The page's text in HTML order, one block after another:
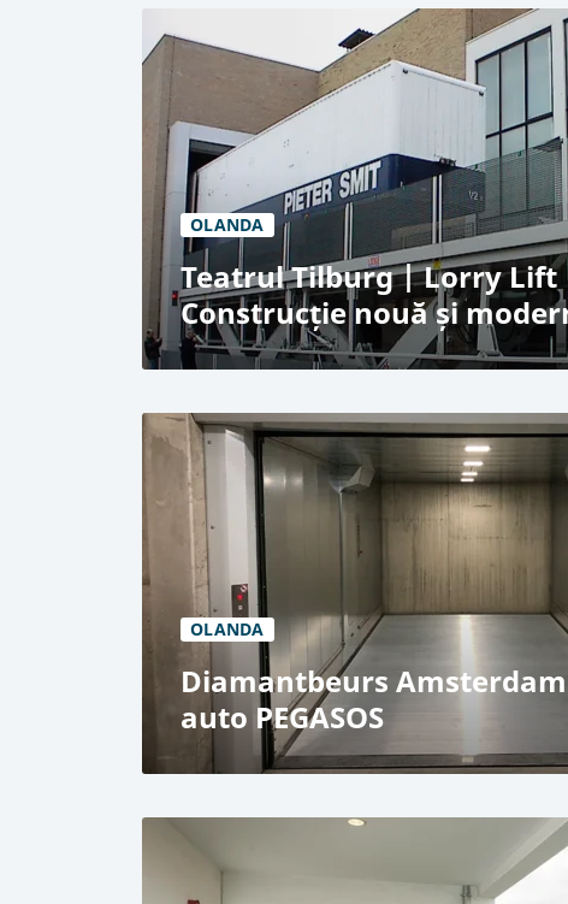
Casa de oaspeți Hansa Residenz, Hamburg
Tehnologie de parcare pe bază de paleți
17 locuri de parcare
1 nivel
OLANDA
Teatrul Tilburg | Lorry Lift
Construcție nouă și
Teatru, Tilburg
Ascensor pentru camioane - Giant TS
40.000 kg Capacitate de ridicare
2 niveluri
OLANDA
Diamantbeurs
auto PEGASOS